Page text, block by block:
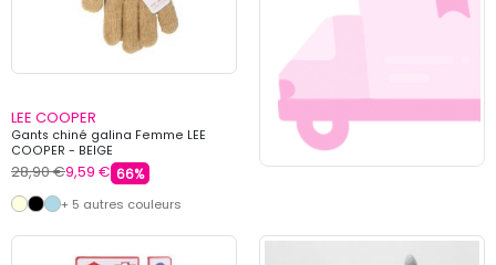
LEE COOPER
Gants chiné galina Femme LEE
COOPER - BEIGE
28,90 €9,59 € 66%
+ 5 autres couleurs